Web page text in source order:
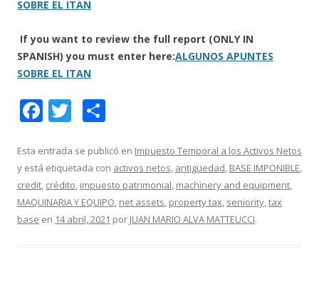
SOBRE EL ITAN
If you want to review the full report (ONLY IN
SPANISH) you must enter here:ALGUNOS APUNTES
SOBRE EL ITAN
F
e
b
o
o
T
itt
er
m
p
ar
ti
Esta entrada se publicó en Impuesto Temporal a los Activos Netos
y está etiquetada con activos netos, antigüedad, BASE IMPONIBLE,
credit, crédito, impuesto patrimonial, machinery and equipment,
MAQUINARIA Y EQUIPO, net assets, property tax, seniority,tax
base en 14 abril, 2021 por JUAN MARIO ALVA MATTEUCCI.